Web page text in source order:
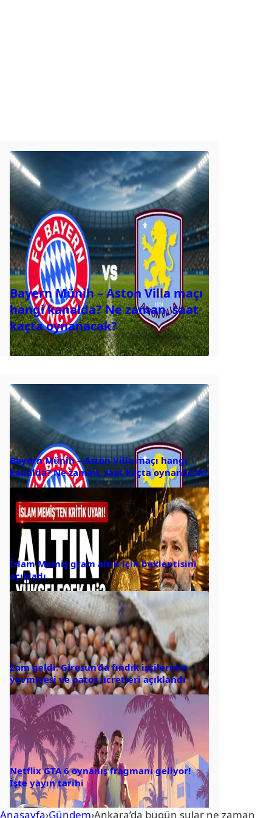
Bayern Münih – Aston Villa maçı
hangi kanalda? Ne zaman, saat
kaçta oynanacak?
Bayern Münih – Aston Villa maçı hangi
kanalda? Ne zaman, saat kaçta oynanacak?
İslam Memiş gram altın için beklentisini
açıkladı
Zam geldi: Giresun’da fındık işçilerinin
yevmiyesi ve patoz ücretleri açıklandı
Netflix GTA 6 oynanış fragmanı geliyor!
İşte yayın tarihi
Anasayfa›Gündem›Ankara’da bugün sular ne zaman